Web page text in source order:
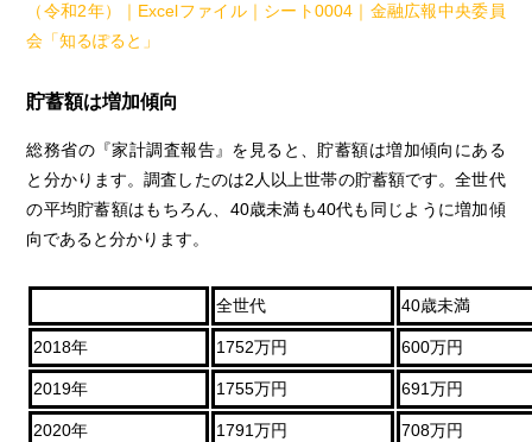
（令和2年）｜Excelファイル｜シート0004｜金融広報中央委員
会「知るぽると」
貯蓄額は増加傾向
総務省の『家計調査報告』を見ると、貯蓄額は増加傾向にある
と分かります。調査したのは2人以上世帯の貯蓄額です。全世代
の平均貯蓄額はもちろん、40歳未満も40代も同じように増加傾
向であると分かります。
全世代 40歳未満
2018年 1752万円 600万円
2019年 1755万円 691万円
2020年 1791万円 708万円